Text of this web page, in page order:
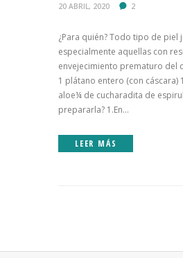
20 ABRIL, 2020 2
¿Para quién? Todo tipo de piel
especialmente aquellas con
envejecimiento prematuro del
1 plátano entero (con cáscara)
aloe¼ de cucharadita de
prepararla? 1.En...
LEER MÁS